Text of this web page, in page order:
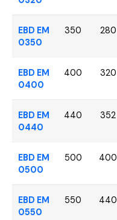
EBD EM
0350
350 280
EBD EM
0400
400 320
EBD EM
0440
440 352
EBD EM
0500
500 400
EBD EM
0550
550 440